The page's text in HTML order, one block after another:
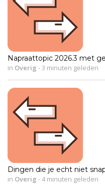
Napraattopic 2026.3 met
in Overig - 3 minuten geleden
Dingen die je echt niet
in Overig -4 minuten geleden